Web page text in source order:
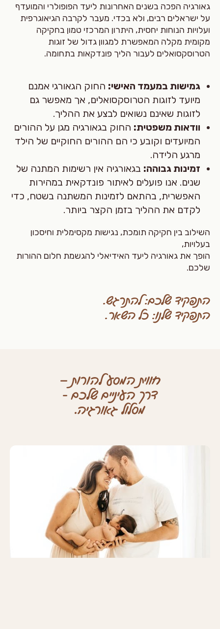
גאורגיה הפכה בשנים האחרונות ליעד הפופולרי והמועדף
על ישראלים רבים, ולא בכדי. מעבר לקרבה הגיאוגרפית
ועלויות הנוחות יחסית, היתרון המרכזי טמון בחקיקה
מקומית מקלה המאפשרת למגוון גדול של זוגות
הטרוסקסואלים לעבור הליך פונדקאות בתחומה.
גמישות במעמד האישי: החוק הגאורגי אמנם
מיועד לזוגות הטרוסקסואלים, אך מאפשר גם
לזוגות שאינם נשואים לבצע את ההליך.
וודאות משפטית: החוק בגאורגיה מגן על ההורים
המיועדים וקובע כי הם ההורים החוקיים של הילד
מרגע הלידה.
זמינות גבוהה: בגאורגיה אין רשימות המתנה של
שנים. אנו פועלים לאיתור פונדקאית במהירות
האפשרית, בהתאם לזמינות המשתנה בשטח, כדי
לקדם את ההליך בזמן הקצר ביותר.
השילוב בין חקיקה תומכת, נגישות מקסימלית וחיסכון
בעלויות,
הופך את גאורגיה ליעד האידיאלי להגשמת חלום ההורות
שלכם.
התפקיד שלכם: להתרגש.
התפקיד שלנו: כל השאר.
חווית המסע להורות –
דרך העיניים שלכם -
מסלול גאורגיה.